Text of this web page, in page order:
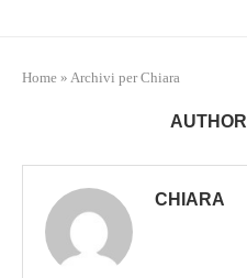
Home » Archivi per Chiara
AUTHOR
CHIARA